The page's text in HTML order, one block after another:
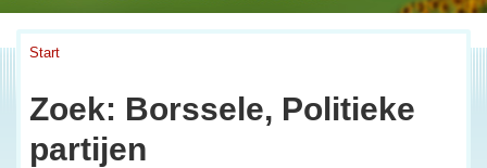
Start
Zoek: Borssele, Politieke
partijen